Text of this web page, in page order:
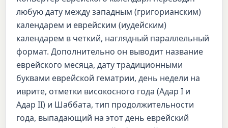
любую дату между западным (григорианским)
календарем и еврейским (иудейским)
календарем в четкий, наглядный параллельный
формат. Дополнительно он выводит название
еврейского месяца, дату традиционными
буквами еврейской гематрии, день недели на
иврите, отметки високосного года (Адар I и
Адар II) и Шаббата, тип продолжительности
года, выпадающий на этот день еврейский